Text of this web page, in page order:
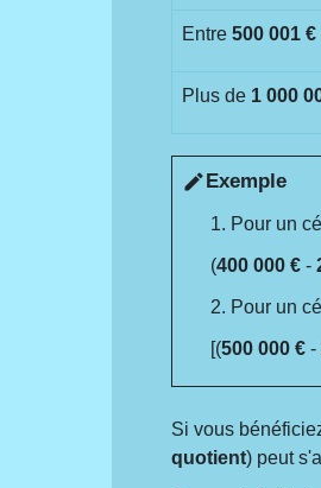
Entre500 001 €
Plus de 1 000
editExemple
1. Pour un
(400 000 € -
2. Pour un
[(500 000 € -
Si vous
quotient) peut